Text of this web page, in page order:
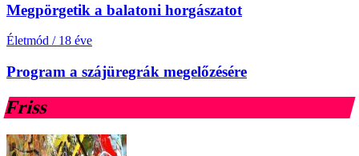
Megpörgetik a balatoni horgászatot
Életmód / 18 éve
Program a szájüregrák megelőzésére
Friss